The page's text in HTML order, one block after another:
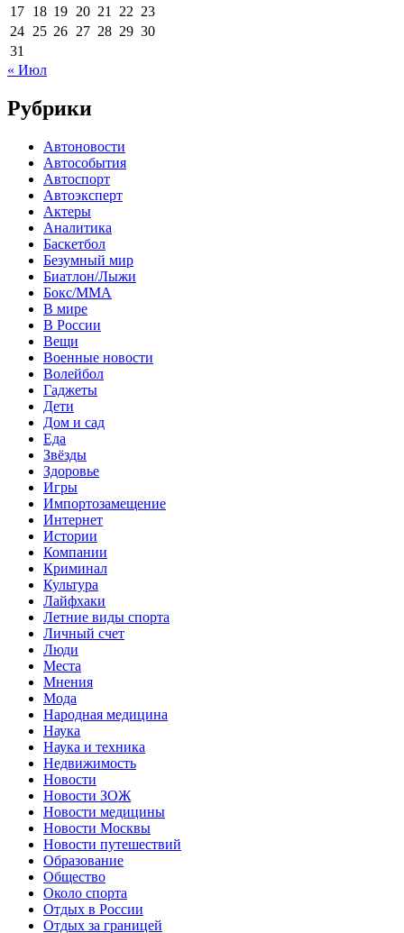
17 18 19 20 21 22 23
24 25 26 27 28 29 30
31
« Июл
Рубрики
Автоновости
Автособытия
Автоспорт
Автоэксперт
Актеры
Аналитика
Баскетбол
Безумный мир
Биатлон/Лыжи
Бокс/MMA
В мире
В России
Вещи
Военные новости
Волейбол
Гаджеты
Дети
Дом и сад
Еда
Звёзды
Здоровье
Игры
Импортозамещение
Интернет
Истории
Компании
Криминал
Культура
Лайфхаки
Летние виды спорта
Личный счет
Люди
Места
Мнения
Мода
Народная медицина
Наука
Наука и техника
Недвижимость
Новости
Новости ЗОЖ
Новости медицины
Новости Москвы
Новости путешествий
Образование
Общество
Около спорта
Отдых в России
Отдых за границей